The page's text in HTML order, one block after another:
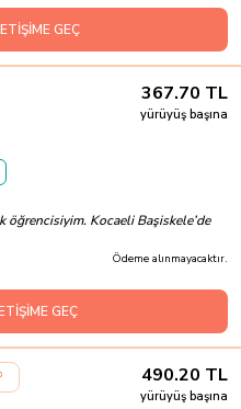
GEÇ
367.70 TL
yürüyüş başına
öğrencisiyim. Kocaeli Başiskele’de
Ödeme alınmayacaktır.
GEÇ
490.20 TL
yürüyüş başına